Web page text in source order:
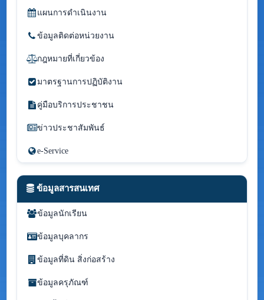
แผนการดำเนินงาน
ข้อมูลติดต่อหน่วยงาน
กฎหมายที่เกี่ยวข้อง
มาตรฐานการปฏิบัติงาน
คู่มือบริการประชาชน
ข่าวประชาสัมพันธ์
e-Service
ข้อมูลสารสนเทศ
ข้อมูลนักเรียน
ข้อมูลบุคลากร
ข้อมูลที่ดิน สิ่งก่อสร้าง
ข้อมูลครุภัณฑ์